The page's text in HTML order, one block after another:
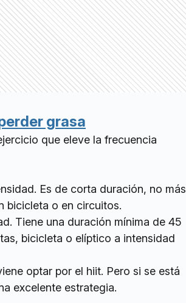
grasa
que eleve la frecuencia
Es de corta duración, no más
bicicleta o en circuitos.
Tiene una duración mínima de 45
bicicleta o elíptico a intensidad
optar por el hiit. Pero si se está
excelente estrategia.